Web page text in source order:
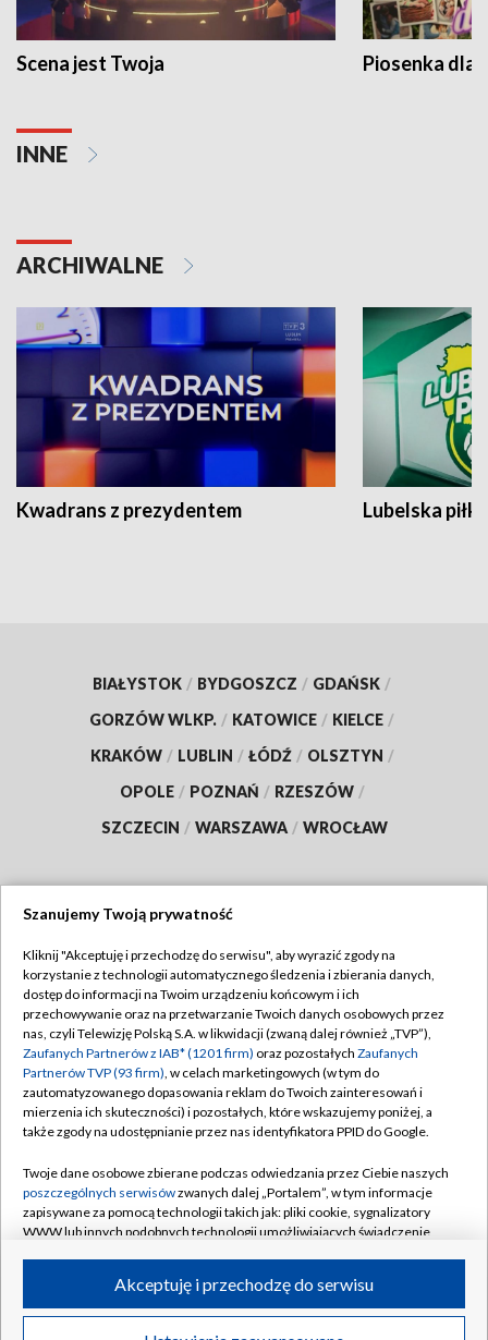
Scena jest Twoja Piosenka dla
INNE
ARCHIWALNE
Kwadrans z prezydentem Lubelska piłka
BIAŁYSTOK / BYDGOSZCZ / GDAŃSK /
GORZÓW WLKP. / KATOWICE / KIELCE /
KRAKÓW / LUBLIN / ŁÓDŹ / OLSZTYN /
OPOLE / POZNAŃ / RZESZÓW /
SZCZECIN / WARSZAWA / WROCŁAW
TVP
Abonament TVP
Emisja w TVP
Centrum informacji TVP
Naziemna Telewizja Cyfrowa
Rada Programowa
System NOS
Informacje o nadawcy
Program dla prasy
Regulamin TVP
Polityka prywatności
Moje zgody
Pomoc
Kontakt
Kanały
©2026 Telewizja Polska S.A. w likwidacji
Szanujemy Twoją prywatność
Kliknij "Akceptuję i przechodzę do serwisu", aby wyrazić zgody na
korzystanie z technologii automatycznego śledzenia i zbierania danych,
dostęp do informacji na Twoim urządzeniu końcowym i ich
przechowywanie oraz na przetwarzanie Twoich danych osobowych przez
nas, czyli Telewizję Polską S.A. w likwidacji (zwaną dalej również „TVP”),
Zaufanych Partnerów z IAB* (1201 firm) oraz pozostałych Zaufanych
Partnerów TVP (93 firm), w celach marketingowych (w tym do
zautomatyzowanego dopasowania reklam do Twoich zainteresowań i
mierzenia ich skuteczności) i pozostałych, które wskazujemy poniżej, a
także zgody na udostępnianie przez nas identyfikatora PPID do Google.
Twoje dane osobowe zbierane podczas odwiedzania przez Ciebie naszych
poszczególnych serwisówzwanych dalej „Portalem”, w tym informacje
zapisywane za pomocą technologii takich jak: pliki cookie, sygnalizatory
WWW lub innych podobnych technologii umożliwiających świadczenie
ruchu w Internecie.
Twoje dane osobowe zbierane podczas odwiedzania przez Ciebie
Akceptuję i przechodzę do serwisu